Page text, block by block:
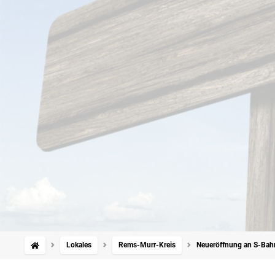
Lokales Rems-Murr-Kreis Neueröffnung an S-